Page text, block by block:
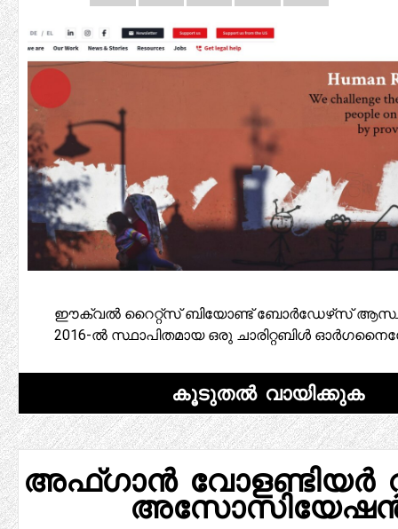
ഈക്വൽ റൈറ്റ്‌സ് ബിയോണ്ട് ബോർഡേഴ്‌സ്
2016-ൽ സ്ഥാപിതമായ ഒരു ചാരിറ്റബിൾ
കൂടുതൽ വായിക്കുക
അഫ്ഗാൻ വോളണ്ടിയർ